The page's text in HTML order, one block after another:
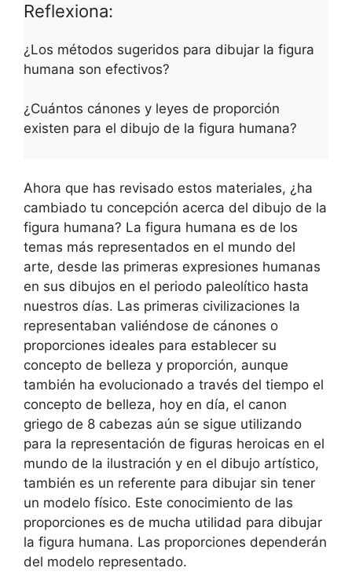
Reflexiona:
¿Los métodos sugeridos para dibujar la figura
humana son efectivos?
¿Cuántos cánones y leyes de proporción
existen para el dibujo de la figura humana?
Ahora que has revisado estos materiales, ¿ha
cambiado tu concepción acerca del dibujo de la
figura humana? La figura humana es de los
temas más representados en el mundo del
arte, desde las primeras expresiones humanas
en sus dibujos en el periodo paleolítico hasta
nuestros días. Las primeras civilizaciones la
representaban valiéndose de cánones o
proporciones ideales para establecer su
concepto de belleza y proporción, aunque
también ha evolucionado a través del tiempo el
concepto de belleza, hoy en día, el canon
griego de 8 cabezas aún se sigue utilizando
para la representación de figuras heroicas en el
mundo de la ilustración y en el dibujo artístico,
también es un referente para dibujar sin tener
un modelo físico. Este conocimiento de las
proporciones es de mucha utilidad para dibujar
la figura humana. Las proporciones dependerán
del modelo representado.